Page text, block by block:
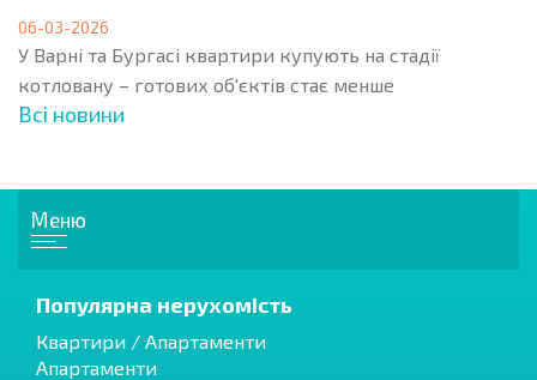
06-03-2026
У Варні та Бургасі квартири купують на стадії
котловану – готових об'єктів стає менше
Всі новини
Меню
Популярна нерухомість
Квартири / Апартаменти
Апартаменти